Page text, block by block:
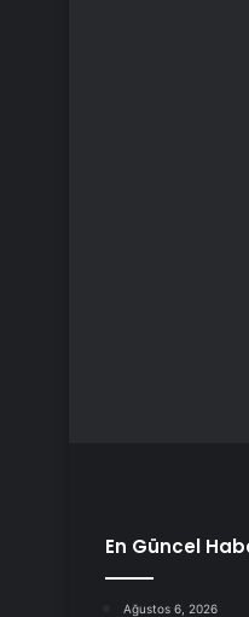
En Güncel
Ağustos 6, 2026